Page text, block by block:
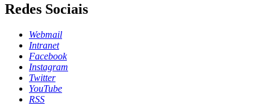
Redes Sociais
Webmail
Intranet
Facebook
Instagram
Twitter
YouTube
RSS